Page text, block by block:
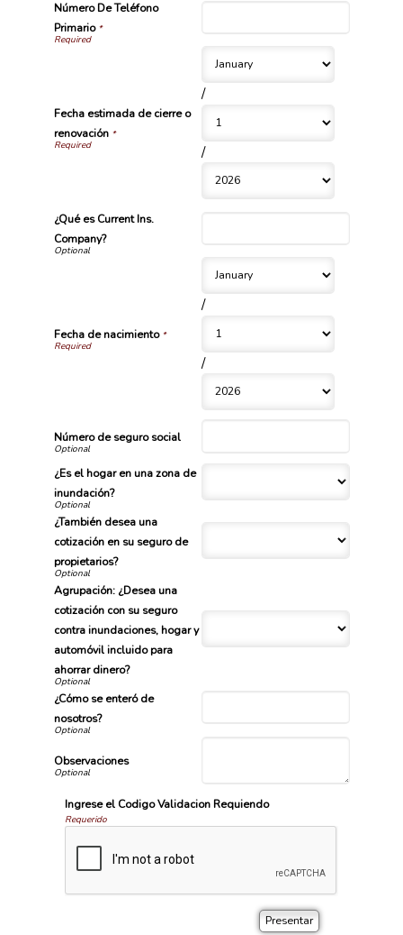
Número De Teléfono
Primario*
Fecha estimada de cierre o
renovación*
/
/
¿Qué es Current Ins.
Company?
Fecha de nacimiento*
/
/
Número de seguro social
¿Es el hogar en una zona de
inundación?
¿También desea una
cotización en su seguro de
propietarios?
Agrupación: ¿Desea una
cotización con su seguro
contra inundaciones, hogar y
automóvil incluido para
ahorrar dinero?
¿Cómo se enteró de
nosotros?
Observaciones
Ingrese el Codigo Validacion Requiendo
Requerido